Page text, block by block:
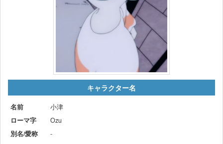
キャラクター名
名前
小津
ローマ字
Ozu
別名/愛称
-